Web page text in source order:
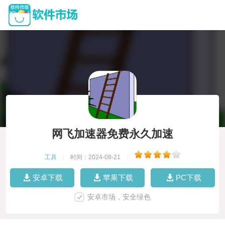
网飞加速器免费永久加速
工具 时间：2024-08-21
安卓下载 苹果下载 PC下载
安卓市场，安全绿色